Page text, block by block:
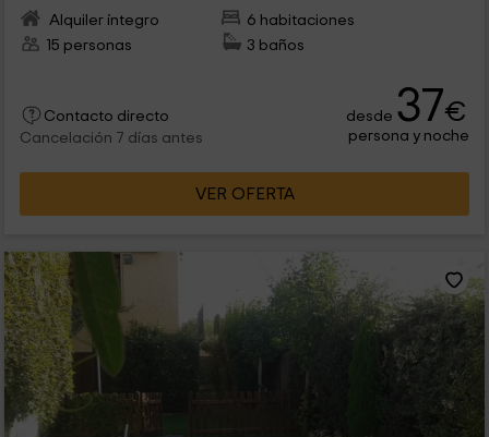
Alquiler íntegro
6 habitaciones
15 personas
3 baños
Contacto directo
Cancelación 7 días antes
desde 37€
persona y noche
VER OFERTA